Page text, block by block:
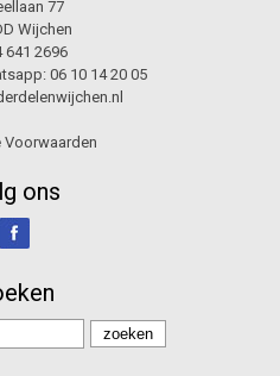
77
Wijchen
641 2696
06 10 14 20 05
Voorwaarden
ons